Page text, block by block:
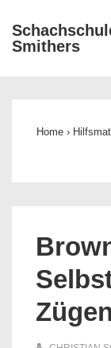
Zum
Inhalt
Smithers
Home ›
Zügen